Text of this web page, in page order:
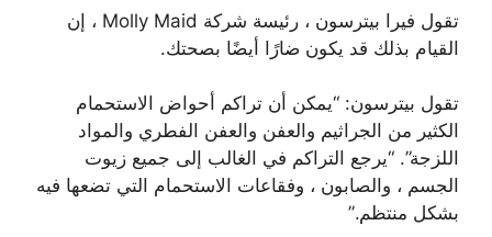
تقول فيرا بيترسون ، رئيسة شركة Molly Maid ، إن
القيام بذلك قد يكون ضارًا أيضًا بصحتك.
تقول بيترسون: “يمكن أن تراكم أحواض الاستحمام
الكثير من الجراثيم والعفن والعفن الفطري والمواد
اللزجة”. “يرجع التراكم في الغالب إلى جميع زيوت
الجسم ، والصابون ، وفقاعات الاستحمام التي تضعها فيه
بشكل منتظم.”